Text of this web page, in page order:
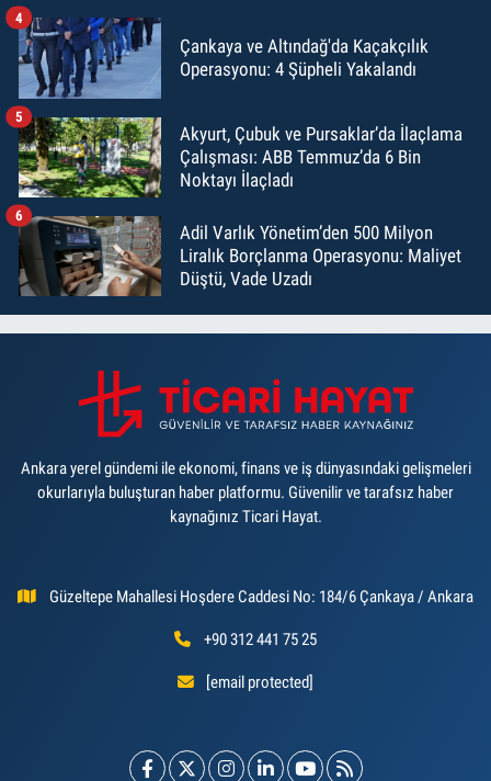
Çankaya ve Altındağ'da Kaçakçılık
Operasyonu: 4 Şüpheli Yakalandı
4
Akyurt, Çubuk ve Pursaklar’da İlaçlama
Çalışması: ABB Temmuz’da 6 Bin
Noktayı İlaçladı
5
Adil Varlık Yönetim’den 500 Milyon
Liralık Borçlanma Operasyonu: Maliyet
Düştü, Vade Uzadı
6
Ankara yerel gündemi ile ekonomi, finans ve iş dünyasındaki gelişmeleri
okurlarıyla buluşturan haber platformu. Güvenilir ve tarafsız haber
kaynağınız Ticari Hayat.
Güzeltepe Mahallesi Hoşdere Caddesi No: 184/6 Çankaya / Ankara
+90 312 441 75 25
[email protected]